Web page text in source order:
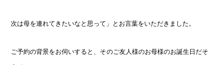
次は母を連れてきたいなと思って」とお言葉をいただきました。
ご予約の背景をお伺いすると、そのご友人様のお母様のお誕生日だそ